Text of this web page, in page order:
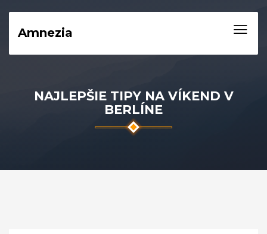
Amnezia
NAJLEPŠIE TIPY NA VÍKEND V
BERLÍNE